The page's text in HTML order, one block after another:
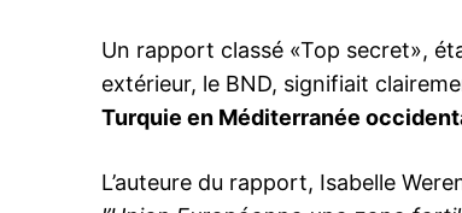
Un rapport classé «Top secret»,
extérieur, le BND, signifiait
Turquie en Méditerranée
L’auteure du rapport, Isabelle